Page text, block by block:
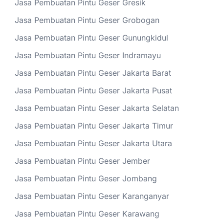
Jasa Pembuatan Pintu Geser Gresik
Jasa Pembuatan Pintu Geser Grobogan
Jasa Pembuatan Pintu Geser Gunungkidul
Jasa Pembuatan Pintu Geser Indramayu
Jasa Pembuatan Pintu Geser Jakarta Barat
Jasa Pembuatan Pintu Geser Jakarta Pusat
Jasa Pembuatan Pintu Geser Jakarta Selatan
Jasa Pembuatan Pintu Geser Jakarta Timur
Jasa Pembuatan Pintu Geser Jakarta Utara
Jasa Pembuatan Pintu Geser Jember
Jasa Pembuatan Pintu Geser Jombang
Jasa Pembuatan Pintu Geser Karanganyar
Jasa Pembuatan Pintu Geser Karawang